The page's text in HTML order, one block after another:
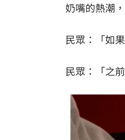
奶嘴的熱潮
民眾：「如
民眾：「之